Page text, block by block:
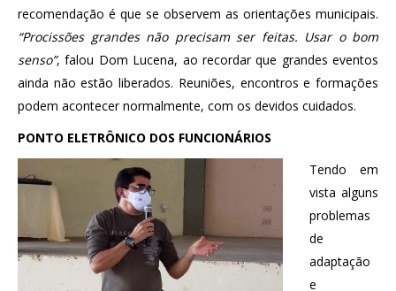
recomendação é que se observem as orientações municipais.
“Procissões grandes não precisam ser feitas. Usar o bom
senso”, falou Dom Lucena, ao recordar que grandes eventos
ainda não estão liberados. Reuniões, encontros e formações
podem acontecer normalmente, com os devidos cuidados.
PONTO ELETRÔNICO DOS FUNCIONÁRIOS
Tendo em
vista alguns
problemas
de
adaptação
e